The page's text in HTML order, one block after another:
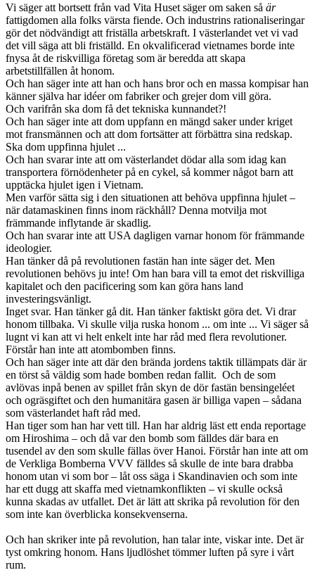
Vi säger att bortsett från vad Vita Huset säger om saken så är
fattigdomen alla folks värsta fiende. Och industrins rationaliseringar
gör det nödvändigt att friställa arbetskraft. I västerlandet vet vi vad
det vill säga att bli friställd. En okvalificerad vietnames borde inte
fnysa åt de riskvilliga företag som är beredda att skapa
arbetstillfällen åt honom.
Och han säger inte att han och hans bror och en massa kompisar han
känner själva har idéer om fabriker och grejer dom vill göra.
Och varifrån ska dom få det tekniska kunnandet?!
Och han säger inte att dom uppfann en mängd saker under kriget
mot fransmännen och att dom fortsätter att förbättra sina redskap.
Ska dom uppfinna hjulet ...
Och han svarar inte att om västerlandet dödar alla som idag kan
transportera förnödenheter på en cykel, så kommer något barn att
upptäcka hjulet igen i Vietnam.
Men varför sätta sig i den situationen att behöva uppfinna hjulet –
när datamaskinen finns inom räckhåll? Denna motvilja mot
främmande inflytande är skadlig.
Och han svarar inte att USA dagligen varnar honom för främmande
ideologier.
Han tänker då på revolutionen fastän han inte säger det. Men
revolutionen behövs ju inte! Om han bara vill ta emot det riskvilliga
kapitalet och den pacificering som kan göra hans land
investeringsvänligt.
Inget svar. Han tänker gå dit. Han tänker faktiskt göra det. Vi drar
honom tillbaka. Vi skulle vilja ruska honom ... om inte ... Vi säger så
lugnt vi kan att vi helt enkelt inte har råd med flera revolutioner.
Förstår han inte att atombomben finns.
Och han säger inte att där den brända jordens taktik tillämpats där är
en törst så väldig som hade bomben redan fallit. Och de som
avlövas inpå benen av spillet från skyn de dör fastän bensingeléet
och ogräsgiftet och den humanitära gasen är billiga vapen – sådana
som västerlandet haft råd med.
Han tiger som han har vett till. Han har aldrig läst ett enda reportage
om Hiroshima – och då var den bomb som fälldes där bara en
tusendel av den som skulle fällas över Hanoi. Förstår han inte att om
de Verkliga Bomberna VVV fälldes så skulle de inte bara drabba
honom utan vi som bor – låt oss säga i Skandinavien och som inte
har ett dugg att skaffa med vietnamkonflikten – vi skulle också
kunna skadas av utfallet. Det är lätt att skrika på revolution för den
som inte kan överblicka konsekvenserna.
Och han skriker inte på revolution, han talar inte, viskar inte. Det är
tyst omkring honom. Hans ljudlöshet tömmer luften på syre i vårt
rum.